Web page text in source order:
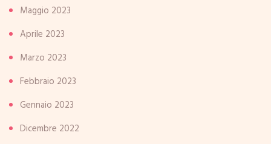
Maggio 2023
Aprile 2023
Marzo 2023
Febbraio 2023
Gennaio 2023
Dicembre 2022